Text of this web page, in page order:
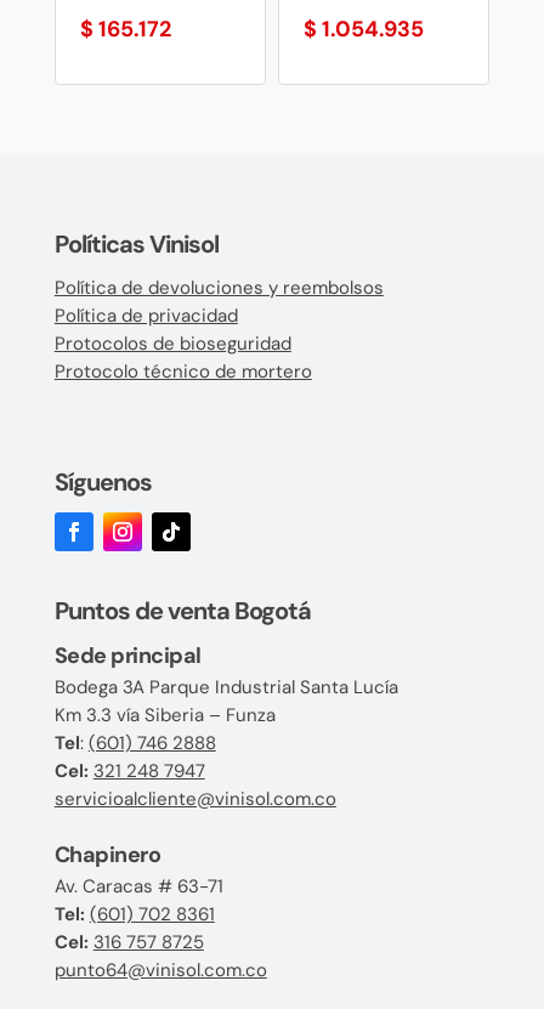
$ 165.172 $ 1.054.935
Políticas Vinisol
Política de devoluciones y reembolsos
Política de privacidad
Protocolos de bioseguridad
Protocolo técnico de mortero
Síguenos
Puntos de venta Bogotá
Sede principal
Bodega 3A Parque Industrial Santa Lucía
Km 3.3 vía Siberia – Funza
Tel: (601) 746 2888
Cel: 321 248 7947
servicioalcliente@vinisol.com.co
Chapinero
Av. Caracas # 63-71
Tel: (601) 702 8361
Cel: 316 757 8725
punto64@vinisol.com.co